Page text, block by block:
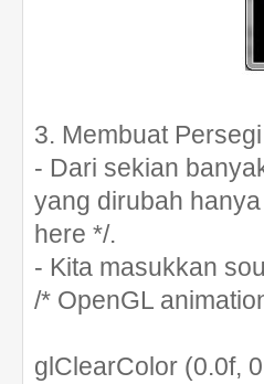
3. Membuat
- Dari sekian
yang dirubah
here */.
- Kita masukkan
/* OpenGL
glClearColor (0.0f,